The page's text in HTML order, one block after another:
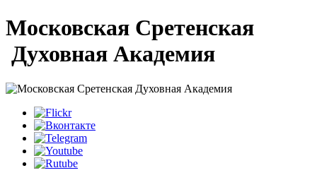
Московская Сретенская
Духовная Академия